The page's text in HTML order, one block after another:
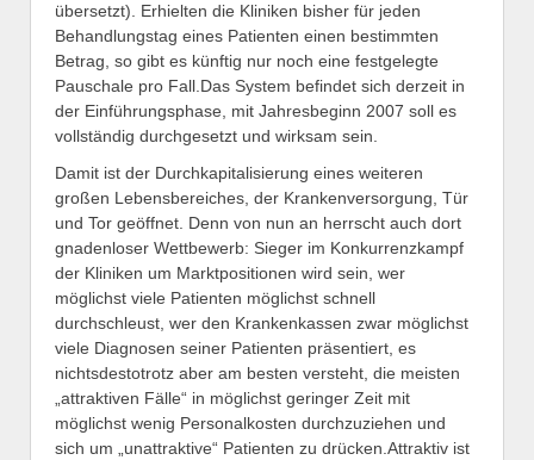
übersetzt). Erhielten die Kliniken bisher für jeden
Behandlungstag eines Patienten einen bestimmten
Betrag, so gibt es künftig nur noch eine festgelegte
Pauschale pro Fall.Das System befindet sich derzeit in
der Einführungsphase, mit Jahresbeginn 2007 soll es
vollständig durchgesetzt und wirksam sein.
Damit ist der Durchkapitalisierung eines weiteren
großen Lebensbereiches, der Krankenversorgung, Tür
und Tor geöffnet. Denn von nun an herrscht auch dort
gnadenloser Wettbewerb: Sieger im Konkurrenzkampf
der Kliniken um Marktpositionen wird sein, wer
möglichst viele Patienten möglichst schnell
durchschleust, wer den Krankenkassen zwar möglichst
viele Diagnosen seiner Patienten präsentiert, es
nichtsdestotrotz aber am besten versteht, die meisten
„attraktiven Fälle“ in möglichst geringer Zeit mit
möglichst wenig Personalkosten durchzuziehen und
sich um „unattraktive“ Patienten zu drücken.Attraktiv ist